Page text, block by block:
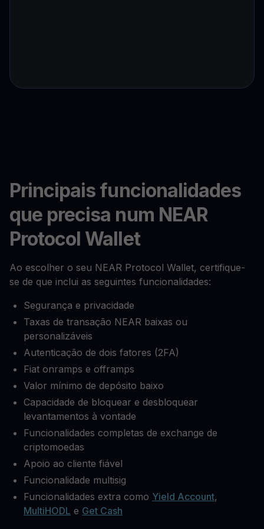
Principais funcionalidades
que precisa num NEAR
Protocol Wallet
Ao escolher o seu NEAR Protocol Wallet, certifique-
se de que inclui as seguintes funcionalidades:
Segurança e privacidade
Taxas de transação NEAR baixas ou
personalizáveis
Autenticação de dois fatores (2FA)
Fiat onramps e offramps
Valor mínimo de depósito baixo
Capacidade de bloquear e desbloquear
levantamentos à vontade
Funcionalidades completas de exchange de
criptomoedas
Apoio ao cliente fiável
Funcionalidade multisig
Funcionalidades extra como Yield Account,
MultiHODL e Get Cash